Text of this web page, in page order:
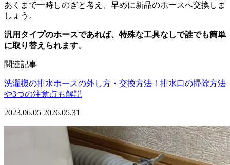
あくまで一時しのぎと考え、早めに新品のホースへ交換しま
しょう。
汎用タイプのホースであれば、特殊な工具なしで誰でも簡単
に取り替えられます。
関連記事
洗濯機の排水ホースの外し方・交換方法！排水口の掃除方法
や3つの注意点も解説
2023.06.05 2026.05.31